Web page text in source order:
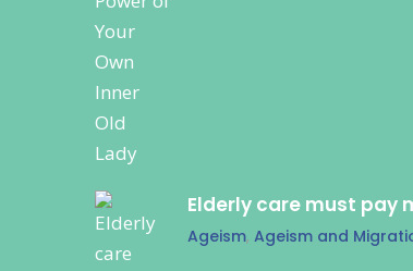
Elderly care must pay
Ageism, Ageism and